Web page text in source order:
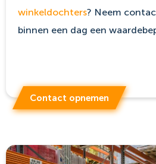
winkeldochters? Neem
binnen een dag een
Contact opnemen